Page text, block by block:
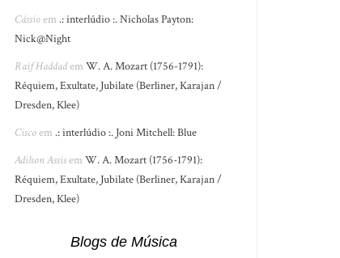
Cássioem .: interlúdio :. Nicholas Payton:
Nick@Night
Raif HaddademW. A. Mozart (1756-1791):
Réquiem, Exultate, Jubilate (Berliner, Karajan /
Dresden, Klee)
Ciscoem .: interlúdio :. Joni Mitchell: Blue
Adilson AssisemW. A. Mozart (1756-1791):
Réquiem, Exultate, Jubilate (Berliner, Karajan /
Dresden, Klee)
Blogs de Música